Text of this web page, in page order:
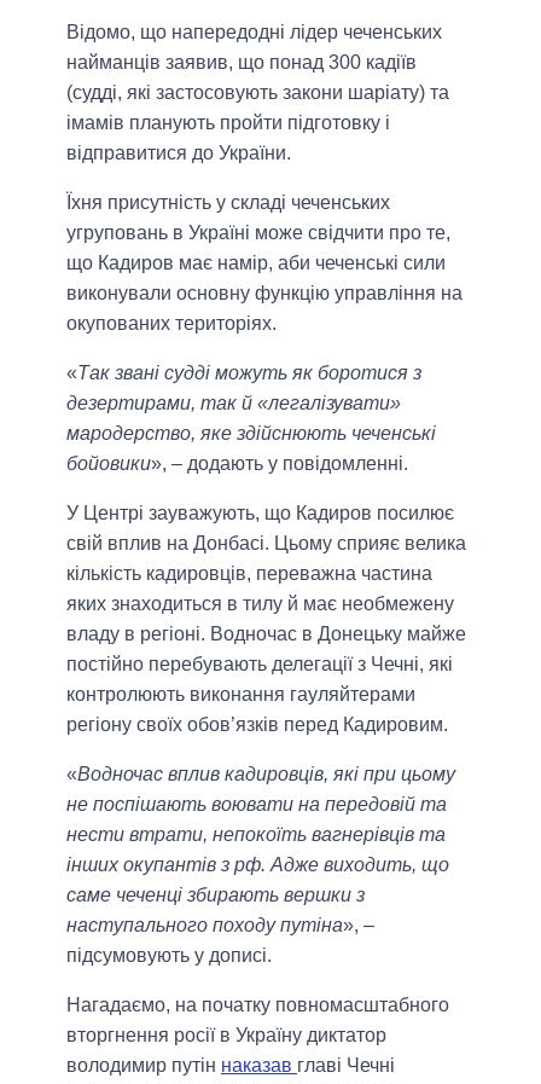
Відомо, що напередодні лідер чеченських
найманців заявив, що понад 300 кадіїв
(судді, які застосовують закони шаріату) та
імамів планують пройти підготовку і
відправитися до України.
Їхня присутність у складі чеченських
угруповань в Україні може свідчити про те,
що Кадиров має намір, аби чеченські сили
виконували основну функцію управління на
окупованих територіях.
«Так звані судді можуть як боротися з
дезертирами, так й «легалізувати»
мародерство, яке здійснюють чеченські
бойовики», – додають у повідомленні.
У Центрі зауважують, що Кадиров посилює
свій вплив на Донбасі. Цьому сприяє велика
кількість кадировців, переважна частина
яких знаходиться в тилу й має необмежену
владу в регіоні. Водночас в Донецьку майже
постійно перебувають делегації з Чечні, які
контролюють виконання гауляйтерами
регіону своїх обов’язків перед Кадировим.
«Водночас вплив кадировців, які при цьому
не поспішають воювати на передовій та
нести втрати, непокоїть вагнерівців та
інших окупантів з рф. Адже виходить, що
саме чеченці збирають вершки з
наступального походу путіна», –
підсумовують у дописі.
Нагадаємо, на початку повномасштабного
вторгнення росії в Україну диктатор
володимир путін наказав главі Чечні